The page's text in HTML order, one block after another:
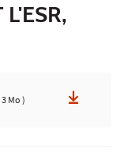
L'ESR,
Mo )